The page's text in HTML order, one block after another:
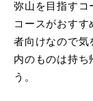
弥山を目指すコ
コースがおす
者向けなので気
内のものは持ち
う。